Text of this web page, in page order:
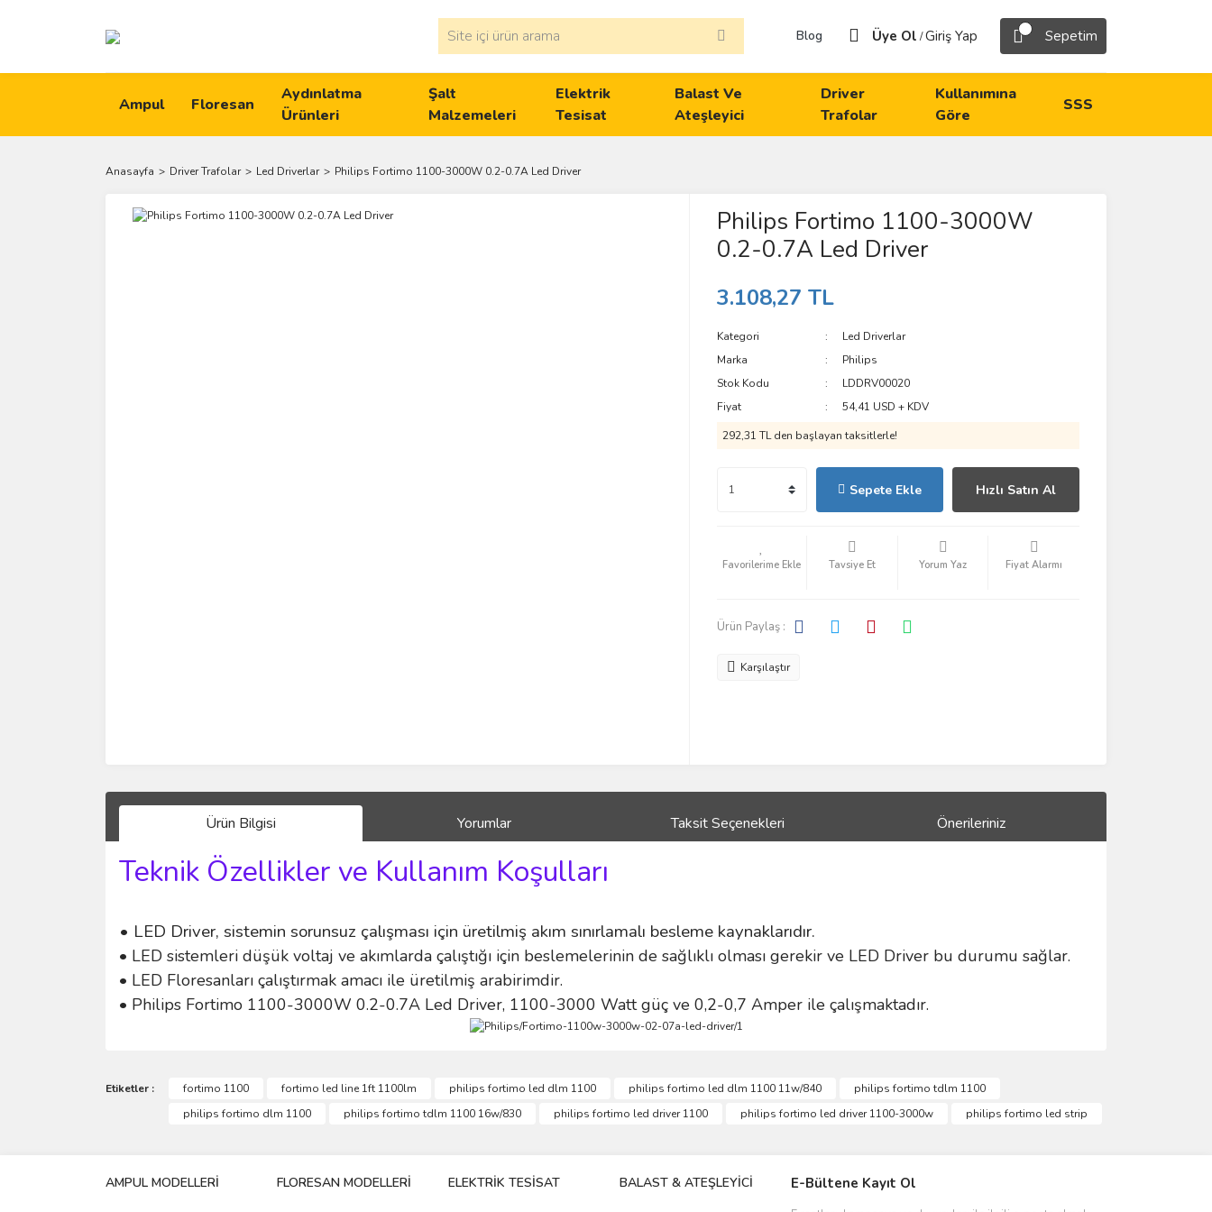
Blog Üye Ol /Giriş Yap Sepetim
Ampul Floresan
Aydınlatma
Ürünleri
Şalt
Malzemeleri
Elektrik
Tesisat
Balast Ve
Ateşleyici
Driver
Trafolar
Kullanımına
Göre
SSS
Anasayfa Driver Trafolar Led Driverlar Philips Fortimo 1100-3000W 0.2-0.7A Led Driver
Philips Fortimo 1100-3000W
0.2-0.7A Led Driver
3.108,27 TL
Kategori
Led Driverlar
Marka
Philips
Stok Kodu
LDDRV00020
Fiyat
54,41 USD + KDV
292,31 TL den başlayan taksitlerle!
Sepete Ekle Hızlı Satın Al
Tavsiye Et Yorum Yaz Fiyat Alarmı
Ürün Paylaş :
Karşılaştır
Ürün Bilgisi Yorumlar Taksit Seçenekleri Önerileriniz
Teknik Özellikler ve Kullanım Koşulları
• LED Driver, sistemin sorunsuz çalışması için üretilmiş akım sınırlamalı besleme kaynaklarıdır.
• LED sistemleri düşük voltaj ve akımlarda çalıştığı için beslemelerinin de sağlıklı olması gerekir ve LED Driver bu durumu sağlar.
• LED Floresanları çalıştırmak amacı ile üretilmiş arabirimdir.
• Philips Fortimo 1100-3000W 0.2-0.7A Led Driver, 1100-3000 Watt güç ve 0,2-0,7 Amper ile çalışmaktadır.
Bu ürüne ilk yorumu siz yapın!
Görüş ve önerileriniz için teşekkür ederiz.
Ürün bilgilerinde hatalar bulunuyor.
Etiketler : fortimo 1100 fortimo led line 1ft 1100lm philips fortimo led dlm 1100 philips fortimo led dlm 1100 11w/840
philips fortimo tdlm 1100
philips fortimo dlm 1100
philips fortimo tdlm 1100 16w/830 philips fortimo led driver 1100 philips fortimo led driver 1100-3000w philips fortimo led strip
AMPUL MODELLERİ FLORESAN MODELLERİ ELEKTRİK TESİSAT BALAST & ATEŞLEYİCİ DRIVER & TRAFO
E-Bültene Kayıt Ol